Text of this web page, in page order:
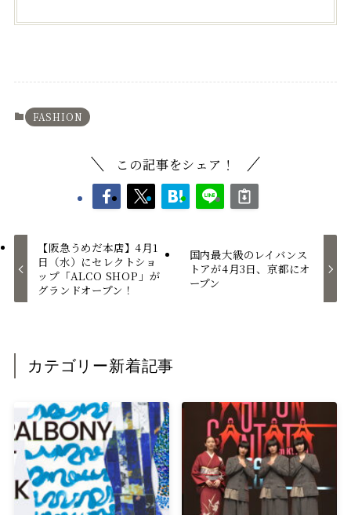
FASHION
この記事をシェア！
【阪急うめだ本店】4月1
日（水）にセレクトショ
ップ「ALCO SHOP」が
グランドオープン！
国内最大級のレイバンス
トアが4月3日、京都にオ
ープン
カテゴリー新着記事